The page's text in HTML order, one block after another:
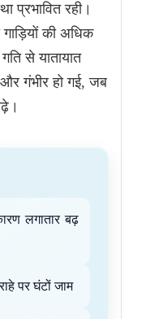
प्रभावित रही।
की अधिक
से यातायात
गंभीर हो गई, जब
लगातार बढ़
पर घंटों जाम